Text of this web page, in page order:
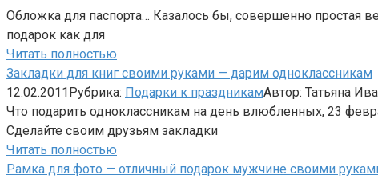
Обложка для паспорта… Казалось бы, совершенно простая
подарок как для
Читать полностью
Закладки для книг своими руками — дарим одноклассникам
12.02.2011Рубрика: Подарки к праздникамАвтор: Татьяна
Что подарить одноклассникам на день влюбленных, 23
Сделайте своим друзьям закладки
Читать полностью
Рамка для фото — отличный подарок мужчине своими